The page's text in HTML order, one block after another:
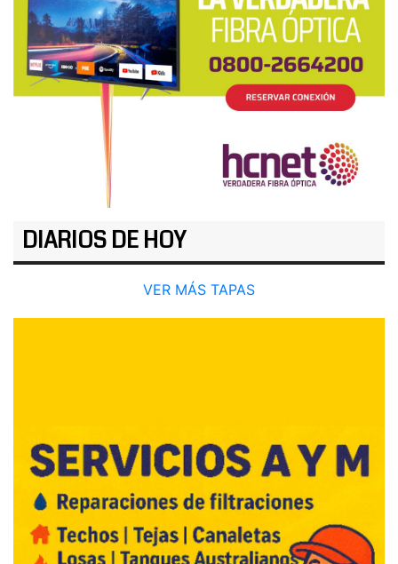
DIARIOS DE HOY
VER MÁS TAPAS